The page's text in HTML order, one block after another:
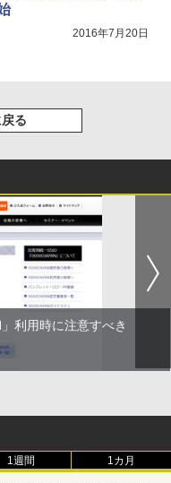
2016年7月20日
る
利用時に注意すべき
1週間 1カ月